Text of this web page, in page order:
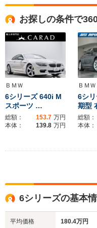
サイズ
(全長x全幅x全高)
燃費
1.39m
全幅
1.9m
全長
5.01m
ホイールベ
-m
お探しの条件で
ＢＭＷ
6シリーズ 640i M
スポーツ …
総額： 153.7 万円
本体：
139.8 万円
ＢＭＷ
6シ
期型
総額：
本体：
6シリーズの基本
平均価格 180.4万円